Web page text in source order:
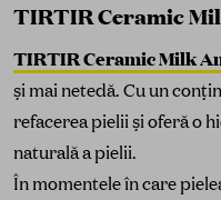
TIRTIR Ceramic
TIRTIR Ceramic Milk
și mai netedă. Cu un
refacerea pielii și oferă o
naturală a pielii.
În momentele în care